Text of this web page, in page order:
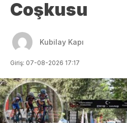
Coşkusu
Kubilay Kapı
Giriş: 07-08-2026 17:17